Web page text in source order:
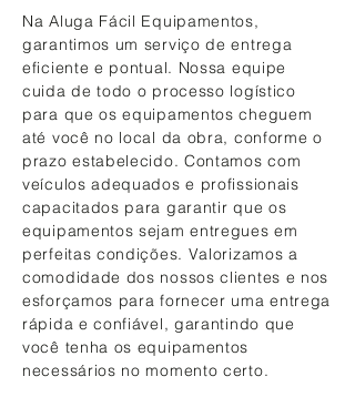
Na Aluga Fácil Equipamentos,
garantimos um serviço de entrega
eficiente e pontual. Nossa equipe
cuida de todo o processo logístico
para que os equipamentos cheguem
até você no local da obra, conforme o
prazo estabelecido. Contamos com
veículos adequados e profissionais
capacitados para garantir que os
equipamentos sejam entregues em
perfeitas condições. Valorizamos a
comodidade dos nossos clientes e nos
esforçamos para fornecer uma entrega
rápida e confiável, garantindo que
você tenha os equipamentos
necessários no momento certo.